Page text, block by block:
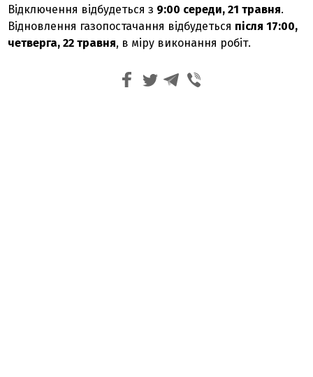
Відключення відбудеться з 9:00 середи, 21 травня.
Відновлення газопостачання відбудеться після 17:00,
четверга, 22 травня, в міру виконання робіт.